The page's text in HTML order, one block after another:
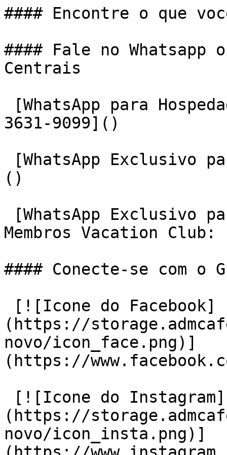
#### Encontre o que
#### Fale no Whatsapp
Centrais
3631-9099]()
()
Membros Vacation
#### Conecte-se com o
(https://
novo/icon_face.png)]
(https://
(https://
novo/icon_insta.png)]